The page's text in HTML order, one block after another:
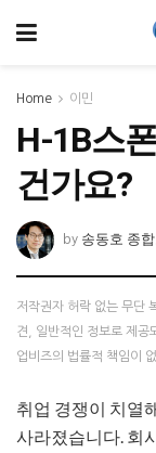
Home 이민
H-1B스
건가요?
by 송동호 종
저작권자 허락 없는 무단
견, 일반적인 정보로 제공
업비즈의 법률적 책임이
취업 경쟁이 치열
사라졌습니다. 회